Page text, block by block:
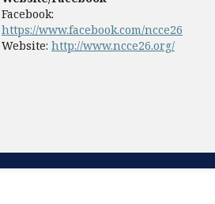
Facebook:
https://www.facebook.com/ncce26
Website: http://www.ncce26.org/